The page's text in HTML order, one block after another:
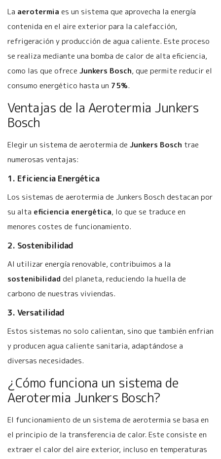
La aerotermia es un sistema que aprovecha la energía
contenida en el aire exterior para la calefacción,
refrigeración y producción de agua caliente. Este proceso
se realiza mediante una bomba de calor de alta eficiencia,
como las que ofrece Junkers Bosch, que permite reducir el
consumo energético hasta un 75%.
Ventajas de la Aerotermia Junkers
Bosch
Elegir un sistema de aerotermia de Junkers Bosch trae
numerosas ventajas:
1. Eficiencia Energética
Los sistemas de aerotermia de Junkers Bosch destacan por
su alta eficiencia energética, lo que se traduce en
menores costes de funcionamiento.
2. Sostenibilidad
Al utilizar energía renovable, contribuimos a la
sostenibilidad del planeta, reduciendo la huella de
carbono de nuestras viviendas.
3. Versatilidad
Estos sistemas no solo calientan, sino que también enfrian
y producen agua caliente sanitaria, adaptándose a
diversas necesidades.
¿Cómo funciona un sistema de
Aerotermia Junkers Bosch?
El funcionamiento de un sistema de aerotermia se basa en
el principio de la transferencia de calor. Este consiste en
extraer el calor del aire exterior, incluso en temperaturas